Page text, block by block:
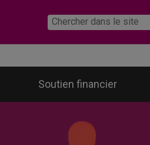
Soutien financier